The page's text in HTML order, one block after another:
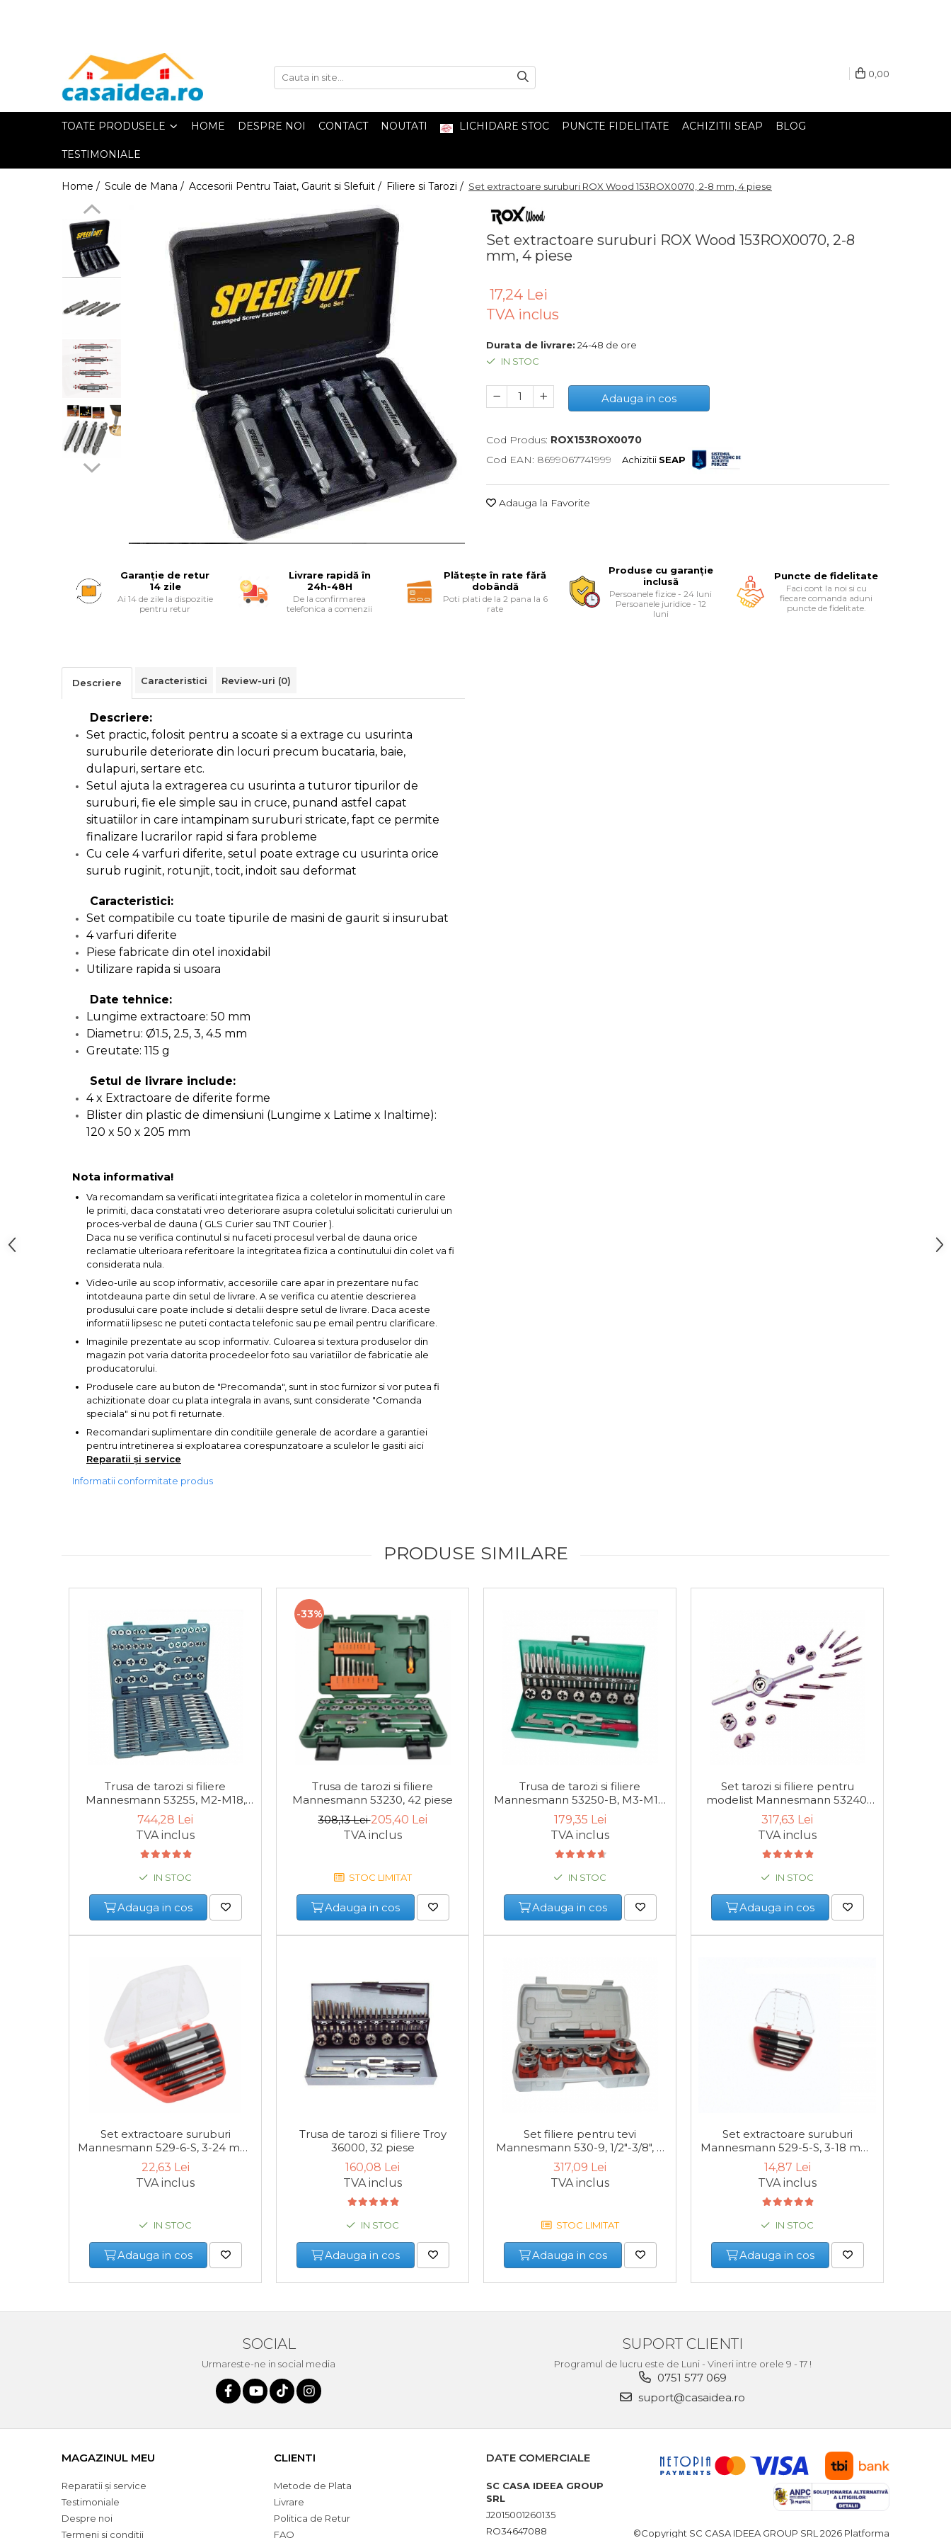
Banda Adeziva
Pasta de Lipit Universala
Blocator & Solutie Blocare
Banda Izolatoare
Articole Pentru Casa
Cabluri Incalzitoare cu
Accesorii Telefoane
Accesorii Laptop & PC
Aparate de Curatat cu
Cutii Depozitare
Chinga & Suport Mobila
Organizatoare imbracaminte si
incaltaminte
Maturi, Mopuri, Galeti &
Iluminare Led
Tester de Tensiune
Decalimetru Pneumatic si
Capre & Suporti Auto
Bara Tractare Auto
Presa Hidraulica Ondulare
Pompa transfer lichide
0,00
TOATE PRODUSELE HOME DESPRE NOI CONTACT NOUTATI LICHIDARE STOC PUNCTE FIDELITATE ACHIZITII SEAP BLOG
TESTIMONIALE
Home / Scule de Mana / Accesorii Pentru Taiat, Gaurit si Slefuit / Filiere si Tarozi / Set extractoare suruburi ROX Wood 153ROX0070, 2-8 mm, 4 piese
Set extractoare suruburi ROX Wood 153ROX0070, 2-8
mm, 4 piese
17,24 Lei
TVA inclus
Durata de livrare: 24-48 de ore
IN STOC
Adauga in cos
Cod Produs: ROX153ROX0070
Cod EAN: 8699067741999
Achizitii SEAP
Adauga la Favorite
Garanție de retur
14 zile
Ai 14 de zile la dispozitie
pentru retur
Livrare rapidă în
24h-48H
De la confirmarea
telefonica a comenzii
Plătește în rate fără
dobândă
Poti plati de la 2 pana la 6
rate
Produse cu garanție
inclusă
Persoanele fizice - 24 luni
Persoanele juridice - 12
luni
Puncte de fidelitate
Faci cont la noi si cu
fiecare comanda aduni
puncte de fidelitate.
Descriere Caracteristici Review-uri (0)
Descriere:
Set practic, folosit pentru a scoate si a extrage cu usurinta
suruburile deteriorate din locuri precum bucataria, baie,
dulapuri, sertare etc.
Setul ajuta la extragerea cu usurinta a tuturor tipurilor de
suruburi, fie ele simple sau in cruce, punand astfel capat
situatiilor in care intampinam suruburi stricate, fapt ce permite
finalizare lucrarilor rapid si fara probleme
Cu cele 4 varfuri diferite, setul poate extrage cu usurinta orice
surub ruginit, rotunjit, tocit, indoit sau deformat
Caracteristici:
Set compatibile cu toate tipurile de masini de gaurit si insurubat
4 varfuri diferite
Piese fabricate din otel inoxidabil
Utilizare rapida si usoara
Date tehnice:
Lungime extractoare: 50 mm
Diametru: Ø1.5, 2.5, 3, 4.5 mm
Greutate: 115 g
Setul de livrare include:
4 x Extractoare de diferite forme
Blister din plastic de dimensiuni (Lungime x Latime x Inaltime):
120 x 50 x 205 mm
Nota informativa!
Va recomandam sa verificati integritatea fizica a coletelor in momentul in care
le primiti, daca constatati vreo deteriorare asupra coletului solicitati curierului un
proces-verbal de dauna ( GLS Curier sau TNT Courier ).
Daca nu se verifica continutul si nu faceti procesul verbal de dauna orice
reclamatie ulterioara referitoare la integritatea fizica a continutului din colet va fi
considerata nula.
Video-urile au scop informativ, accesoriile care apar in prezentare nu fac
intotdeauna parte din setul de livrare. A se verifica cu atentie descrierea
produsului care poate include si detalii despre setul de livrare. Daca aceste
informatii lipsesc ne puteti contacta telefonic sau pe email pentru clarificare.
Imaginile prezentate au scop informativ. Culoarea si textura produselor din
magazin pot varia datorita procedeelor foto sau variatiilor de fabricatie ale
producatorului.
Produsele care au buton de "Precomanda", sunt in stoc furnizor si vor putea fi
achizitionate doar cu plata integrala in avans, sunt considerate "Comanda
speciala" si nu pot fi returnate.
Recomandari suplimentare din conditiile generale de acordare a garantiei
pentru intretinerea si exploatarea corespunzatoare a sculelor le gasiti aici
Reparatii și service
Informatii conformitate produs
PRODUSE SIMILARE
Trusa de tarozi si filiere
Mannesmann 53255, M2-M18,
110 piese
744,28 Lei
TVA inclus
IN STOC
Adauga in cos
Set extractoare suruburi
Mannesmann 529-6-S, 3-24 mm,
6 piese
22,63 Lei
TVA inclus
IN STOC
Adauga in cos
-33%
Trusa de tarozi si filiere
Mannesmann 53230, 42 piese
308,13 Lei205,40 Lei
TVA inclus
STOC LIMITAT
Adauga in cos
Trusa de tarozi si filiere Troy
36000, 32 piese
160,08 Lei
TVA inclus
IN STOC
Adauga in cos
Trusa de tarozi si filiere
Mannesmann 53250-B, M3-M12,
32 piese
179,35 Lei
TVA inclus
IN STOC
Adauga in cos
Set filiere pentru tevi
Mannesmann 530-9, 1/2"-3/8", 8
piese
317,09 Lei
TVA inclus
STOC LIMITAT
Adauga in cos
Set tarozi si filiere pentru
modelist Mannesmann 53240,
30 piese
317,63 Lei
TVA inclus
IN STOC
Adauga in cos
Set extractoare suruburi
Mannesmann 529-5-S, 3-18 mm,
5 piese
14,87 Lei
TVA inclus
IN STOC
Adauga in cos
SOCIAL
Urmareste-ne in social media
SUPORT CLIENTI
Programul de lucru este de Luni - Vineri intre orele 9 - 17 !
0751 577 069
suport@casaidea.ro
MAGAZINUL MEU
Reparatii și service
Testimoniale
Despre noi
Termeni si conditii
CLIENTI
Metode de Plata
Livrare
Politica de Retur
FAQ
DATE COMERCIALE
SC CASA IDEEA GROUP
SRL
J2015001260135
RO34647088
©Copyright SC CASA IDEEA GROUP SRL 2026 Platforma